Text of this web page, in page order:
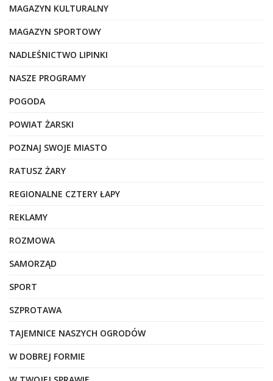
MAGAZYN KULTURALNY
MAGAZYN SPORTOWY
NADLEŚNICTWO LIPINKI
NASZE PROGRAMY
POGODA
POWIAT ŻARSKI
POZNAJ SWOJE MIASTO
RATUSZ ŻARY
REGIONALNE CZTERY ŁAPY
REKLAMY
ROZMOWA
SAMORZĄD
SPORT
SZPROTAWA
TAJEMNICE NASZYCH OGRODÓW
W DOBREJ FORMIE